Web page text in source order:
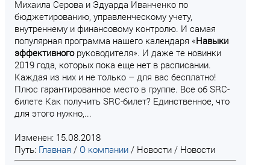
Михаила Серова и Эдуарда Иванченко по
бюджетированию, управленческому учету,
внутреннему и финансовому контролю. И самая
популярная программа нашего календаря «Навыки
эффективногоруководителя». И даже те новинки
2019 года, которых пока еще нет в расписании.
Каждая из них и не только – для вас бесплатно!
Плюс гарантированное место в группе. Все об SRC-
билете Как получить SRC-билет? Единственное, что
для этого нужно,...
Изменен: 15.08.2018
Путь: Главная / О компании / Новости / Новости